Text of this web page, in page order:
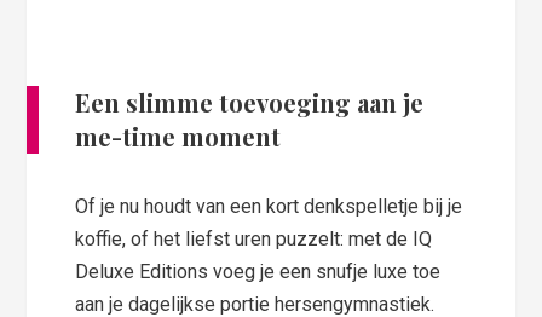
Een slimme toevoeging aan je
me-time moment
Of je nu houdt van een kort denkspelletje bij je
koffie, of het liefst uren puzzelt: met de IQ
Deluxe Editions voeg je een snufje luxe toe
aan je dagelijkse portie hersengymnastiek.